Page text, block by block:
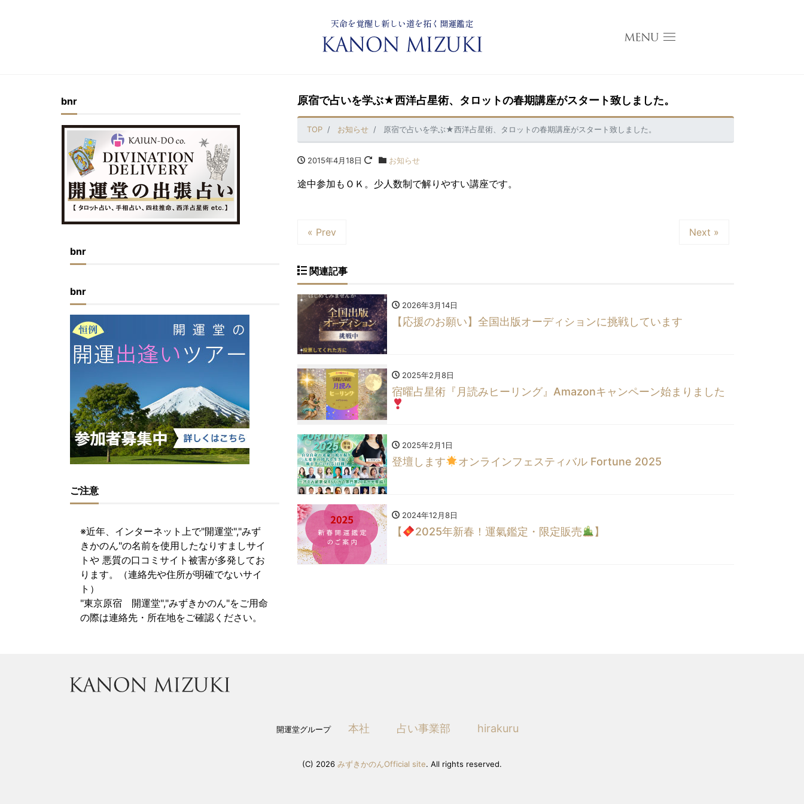
天命を覚醒し新しい道を拓く開運鑑定
原宿で占いを学ぶ★西洋占星術、タロットの春期講座がスタート致しました。
TOP お知らせ 原宿で占いを学ぶ★西洋占星術、タロットの春期講座がスタート致しました。
2015年4月18日 お知らせ
途中参加もＯＫ。少人数制で解りやすい講座です。
« Prev Next »
関連記事
2026年3月14日
【応援のお願い】全国出版オーディションに挑戦しています
2025年2月8日
宿曜占星術『月読みヒーリング』Amazonキャンペーン始まりました
2025年2月1日
登壇します オンラインフェスティバル Fortune 2025
2024年12月8日
【 2025年新春！運氣鑑定・限定販売 】
bnr
bnr
bnr
ご注意
※近年、インターネット上で"開運堂","みず
きかのん"の名前を使用したなりすましサイ
トや 悪質の口コミサイト被害が多発してお
ります。（連絡先や住所が明確でないサイ
ト）
"東京原宿 開運堂","みずきかのん"をご用命
の際は連絡先・所在地をご確認ください。
開運堂グループ 本社 占い事業部 hirakuru
(C) 2026 みずきかのんOfficial site. All rights reserved.